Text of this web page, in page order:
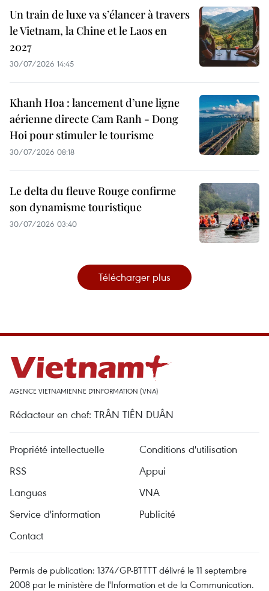
Un train de luxe va s’élancer à travers
le Vietnam, la Chine et le Laos en
2027
30/07/2026 14:45
Khanh Hoa : lancement d’une ligne
aérienne directe Cam Ranh - Dong
Hoi pour stimuler le tourisme
30/07/2026 08:18
Le delta du fleuve Rouge confirme
son dynamisme touristique
30/07/2026 03:40
Télécharger plus
AGENCE VIETNAMIENNE D'INFORMATION (VNA)
Rédacteur en chef: TRÂN TIÊN DUÂN
Propriété intellectuelle
Conditions d'utilisation
RSS
Appui
Langues
VNA
Service d'information
Publicité
Contact
Permis de publication: 1374/GP-BTTTT délivré le 11 septembre
2008 par le ministère de l'Information et de la Communication.